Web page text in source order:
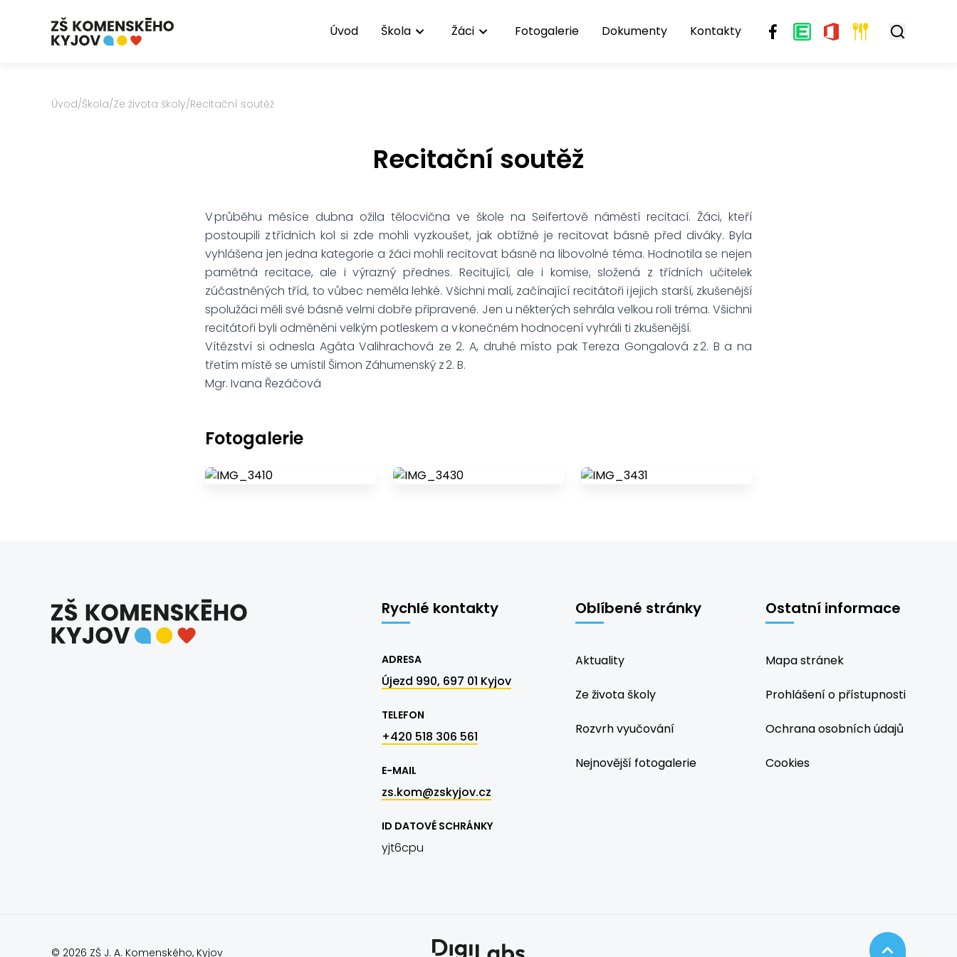
Úvod Škola Žáci Fotogalerie Dokumenty Kontakty
Úvod/Škola/Ze života školy/Recitační soutěž
Recitační soutěž
V průběhu měsíce dubna ožila tělocvična ve škole na Seifertově náměstí recitací. Žáci, kteří
postoupili z třídních kol si zde mohli vyzkoušet, jak obtížné je recitovat básně před diváky. Byla
vyhlášena jen jedna kategorie a žáci mohli recitovat básně na libovolné téma. Hodnotila se nejen
pamětná recitace, ale i výrazný přednes. Recitující, ale i komise, složená z třídních učitelek
zúčastněných tříd, to vůbec neměla lehké. Všichni malí, začínající recitátoři i jejich starší, zkušenější
spolužáci měli své básně velmi dobře připravené. Jen u některých sehrála velkou roli tréma. Všichni
recitátoři byli odměněni velkým potleskem a v konečném hodnocení vyhráli ti zkušenější.
Vítězství si odnesla Agáta Valihrachová ze 2. A, druhé místo pak Tereza Gongalová z 2. B a na
třetím místě se umístil Šimon Záhumenský z 2. B.
Mgr. Ivana Řezáčová
Fotogalerie
Rychlé kontakty
ADRESA
Újezd 990, 697 01 Kyjov
TELEFON
+420 518 306 561
E-MAIL
zs.kom@zskyjov.cz
ID DATOVÉ SCHRÁNKY
yjt6cpu
Oblíbené stránky
Aktuality
Ze života školy
Rozvrh vyučování
Nejnovější fotogalerie
Ostatní informace
Mapa stránek
Prohlášení o přístupnosti
Ochrana osobních údajů
Cookies
© 2026 ZŠ J. A. Komenského, Kyjov